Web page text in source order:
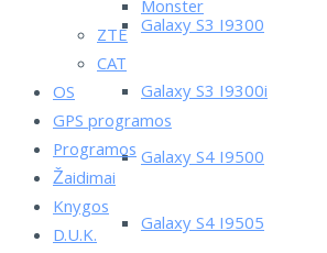
Galaxy S3 I9300
Galaxy S3 I9300i
Galaxy S4 I9500
Galaxy S4 I9505
Monster
ZTE
CAT
OS
GPS programos
Programos
Žaidimai
Knygos
D.U.K.